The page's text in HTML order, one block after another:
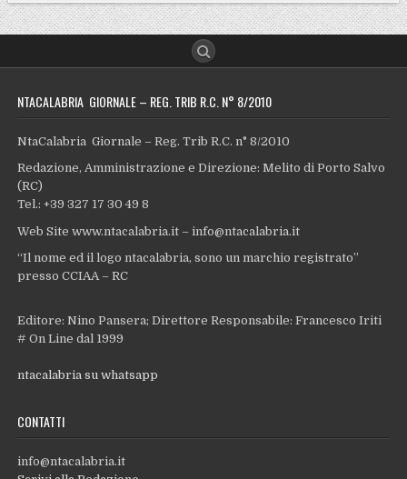
NTACALABRIA GIORNALE – REG. TRIB R.C. N° 8/2010
NtaCalabria Giornale – Reg. Trib R.C. n° 8/2010
Redazione, Amministrazione e Direzione: Melito di Porto Salvo
(RC)
Tel.: +39 327 17 30 49 8
Web Site www.ntacalabria.it – info@ntacalabria.it
“Il nome ed il logo ntacalabria, sono un marchio registrato”
presso CCIAA – RC
Editore: Nino Pansera; Direttore Responsabile: Francesco Iriti
# On Line dal 1999
ntacalabria su whatsapp
CONTATTI
info@ntacalabria.it